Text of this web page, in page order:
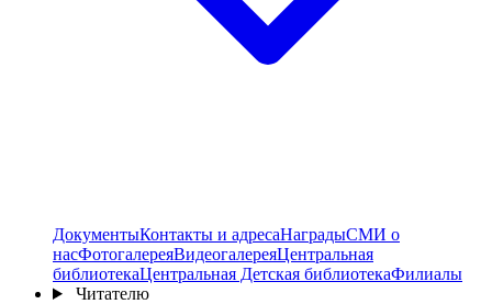
ДокументыКонтакты и адресаНаградыСМИ о
насФотогалереяВидеогалереяЦентральная
библиотекаЦентральная Детская библиотекаФилиалы
Читателю